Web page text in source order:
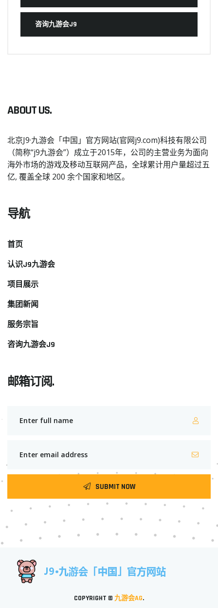
咨询九游会J9
ABOUT US.
北京J9·九游会「中国」官方网站(官网j9.com)科技有限公司
（简称“j9九游会”）成立于2015年，公司的主营业务为面向
海外市场的游戏及移动互联网产品，全球累计用户量超过五
亿, 覆盖全球 200 余个国家和地区。
导航
首页
认识J9九游会
项目展示
集团新闻
服务宗旨
咨询九游会J9
邮箱订阅.
SUBMIT NOW
COPYRIGHT © 九游会AG.